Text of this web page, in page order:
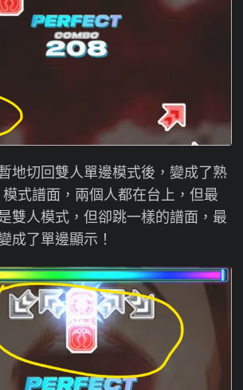
切回雙人單邊模式後，變成了熟
式譜面，兩個人都在台上，但最
雙人模式，但卻跳一樣的譜面，最
成了單邊顯示！